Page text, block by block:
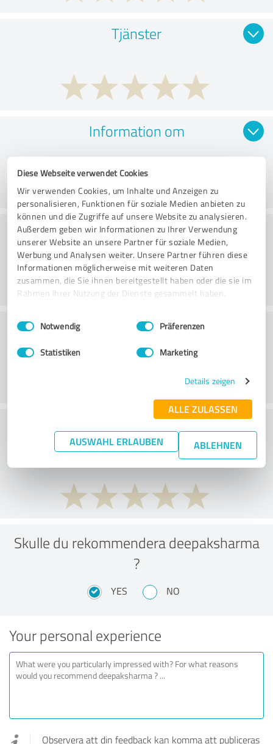
Diese Webseite verwendet Cookies
Wir verwenden Cookies, um Inhalte und Anzeigen zu
personalisieren, Funktionen für soziale Medien anbieten zu
können und die Zugriffe auf unsere Website zu analysieren.
Außerdem geben wir Informationen zu Ihrer Verwendung
unserer Website an unsere Partner für soziale Medien,
Werbung und Analysen weiter. Unsere Partner führen diese
Informationen möglicherweise mit weiteren Daten
zusammen, die Sie ihnen bereitgestellt haben oder die sie im
Rahmen Ihrer Nutzung der Dienste gesammelt haben.
Impressum Datenschutzbestimmungen
Einwilligungsauswahl
Notwendig Präferenzen
Statistiken Marketing
Details zeigen
ALLE ZULASSEN
AUSWAHL ERLAUBEN ABLEHNEN
Tjänster
Information om
Värde
Kundservice
What do you think of the price to
performance ratio?
Skulle du rekommendera deepaksharma
?
YES NO
Your personal experience
Observera att din feedback kan komma att publiceras